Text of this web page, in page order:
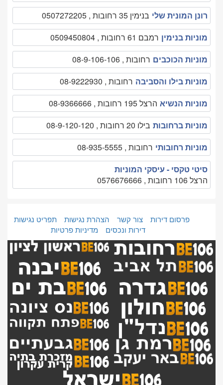
רונן המונית שלי בנימין 35 רחובות , 0507272205
מוניות בנימין רמבם 61 רחובות , 0509450804
מוניות הכוכבים רחובות , 08-9-106-106
מוניות בילו והסביבה רחובות , 08-9222930
מוניות הנשיא הרצל 195 רחובות , 08-9366666
מוניות ברחובות בילו 20 רחובות , 08-9-120-120
מוניות רחובותי רחובות , 08-935-5555
סיטי טקסי - עיסקי המוניות
הרצל 106 רחובות , 0576676666
פרסום דירות צור קשר הצהרת נגישות
תפריט נגישות
דירות ונכסים
מדיניות פרטיות